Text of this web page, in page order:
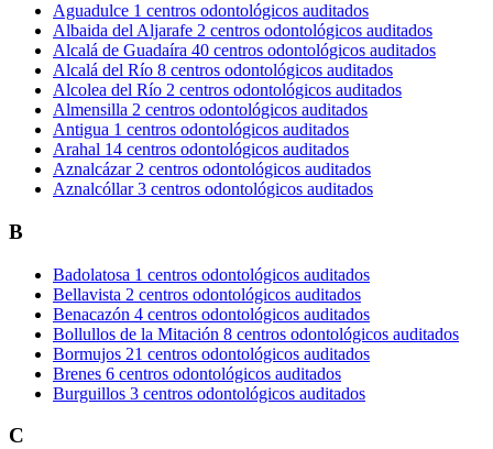
Aguadulce 1 centros odontológicos auditados
Albaida del Aljarafe 2 centros odontológicos auditados
Alcalá de Guadaíra 40 centros odontológicos auditados
Alcalá del Río 8 centros odontológicos auditados
Alcolea del Río 2 centros odontológicos auditados
Almensilla 2 centros odontológicos auditados
Antigua 1 centros odontológicos auditados
Arahal 14 centros odontológicos auditados
Aznalcázar 2 centros odontológicos auditados
Aznalcóllar 3 centros odontológicos auditados
B
Badolatosa 1 centros odontológicos auditados
Bellavista 2 centros odontológicos auditados
Benacazón 4 centros odontológicos auditados
Bollullos de la Mitación 8 centros odontológicos auditados
Bormujos 21 centros odontológicos auditados
Brenes 6 centros odontológicos auditados
Burguillos 3 centros odontológicos auditados
C